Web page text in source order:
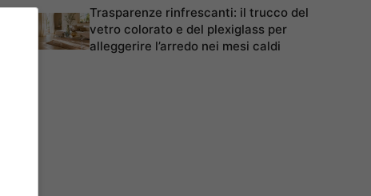
Trasparenze rinfrescanti: il trucco del
vetro colorato e del plexiglass per
alleggerire l’arredo nei mesi caldi